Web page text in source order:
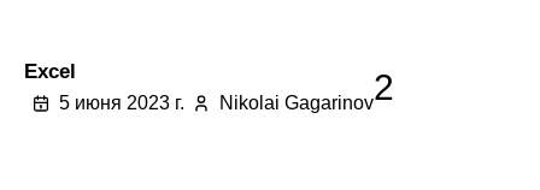
Excel
5 июня 2023 г. Nikolai Gagarinov2